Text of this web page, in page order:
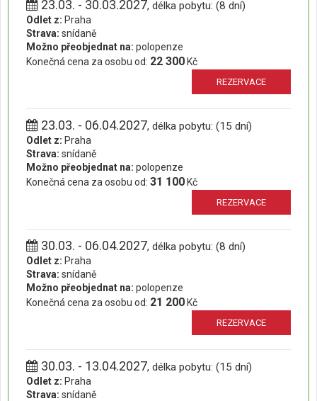
23.03. - 30.03.2027, délka pobytu: (8 dní)
Odlet z: Praha
Strava: snídaně
Možno přeobjednat na: polopenze
Konečná cena za osobu od: 22 300 Kč
REZERVACE
23.03. - 06.04.2027, délka pobytu: (15 dní)
Odlet z: Praha
Strava: snídaně
Možno přeobjednat na: polopenze
Konečná cena za osobu od: 31 100 Kč
REZERVACE
30.03. - 06.04.2027, délka pobytu: (8 dní)
Odlet z: Praha
Strava: snídaně
Možno přeobjednat na: polopenze
Konečná cena za osobu od: 21 200 Kč
REZERVACE
30.03. - 13.04.2027, délka pobytu: (15 dní)
Odlet z: Praha
Strava: snídaně